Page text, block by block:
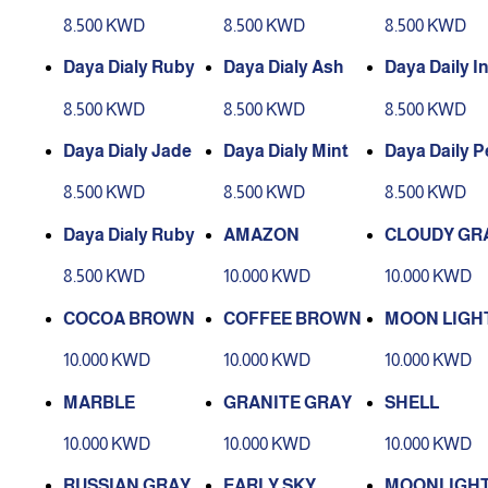
8.500 KWD 8.500 KWD 8.500 KWD
Daya Dialy Ruby
8.500 KWD
Daya Dialy Ash
8.500 KWD
Daya Daily
8.500 KWD
Daya Dialy Jade
8.500 KWD
Daya Dialy Mint
8.500 KWD
Daya Daily
8.500 KWD
Daya Dialy Ruby
8.500 KWD
AMAZON
10.000 KWD
CLOUDY
10.000 KWD
COCOA BROWN
10.000 KWD
COFFEE BROWN
10.000 KWD
MOON
10.000 KWD
MARBLE
10.000 KWD
GRANITE GRAY
10.000 KWD
SHELL
10.000 KWD